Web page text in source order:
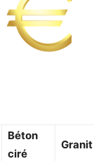
Béton
ciré
Granit